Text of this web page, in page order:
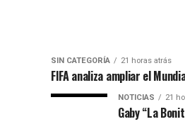
SIN CATEGORÍA 21 horas atrás
FIFA analiza ampliar el
NOTICIAS 21
Gaby “La